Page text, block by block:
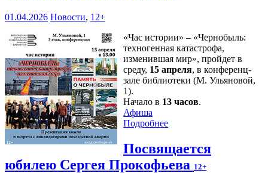
01.04.2026 Новости, 12+
«Час истории» – «Чернобыль:
техногенная катастрофа,
изменившая мир», пройдет в
среду, 15 апреля, в конференц-
зале библиотеки (М. Ульяновой,
1).
Начало в 13 часов.
Афиша
Подробнее
Посвящается
юбилею Сергея Прокофьева 12+